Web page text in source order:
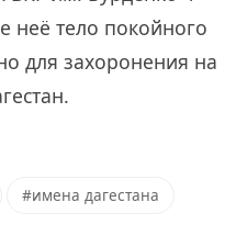
неё тело покойного
для захоронения на
#имена дагестана